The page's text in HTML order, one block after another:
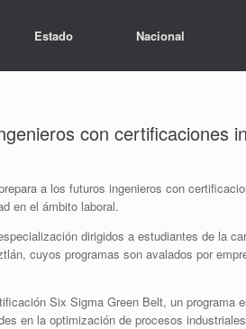
Estado Nacional
con certificaciones
a los futuros ingenieros con
en el ámbito laboral.
dirigidos a estudiantes de la
cuyos programas son avalados por
Six Sigma Green Belt, un programa
en la optimización de procesos